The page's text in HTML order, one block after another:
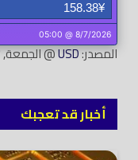
المصدر:USD@ الجمعة, 7 أغسطس.
أخبار قد تعجبك